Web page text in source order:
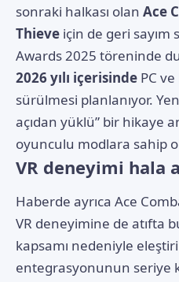
sonraki halkası olan Ace
Thieve için de geri sayım
Awards 2025 töreninde
2026 yılı içerisinde PC
sürülmesi planlanıyor.
açıdan yüklü” bir hikaye
oyunculu modlara sahip
VR deneyimi hala
Haberde ayrıca Ace
VR deneyimine de atıfta
kapsamı nedeniyle
entegrasyonunun seriye